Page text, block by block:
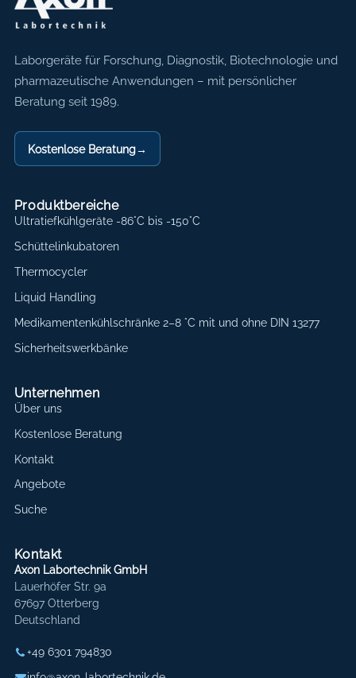
Axon Labortechnik
Laborgeräte für Forschung, Diagnostik, Biotechnologie und
pharmazeutische Anwendungen – mit persönlicher
Beratung seit 1989.
Kostenlose Beratung→
Produktbereiche
Ultratiefkühlgeräte -86°C bis -150°C
Schüttelinkubatoren
Thermocycler
Liquid Handling
Medikamentenkühlschränke 2–8 °C mit und ohne DIN 13277
Sicherheitswerkbänke
Unternehmen
Über uns
Kostenlose Beratung
Kontakt
Angebote
Suche
Kontakt
Axon Labortechnik GmbH
Lauerhöfer Str. 9a
67697 Otterberg
Deutschland
+49 6301 794830